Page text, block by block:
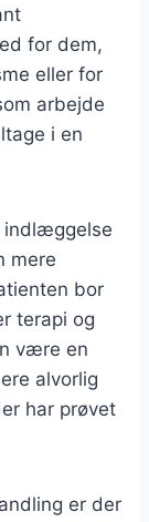
for dem,
eller for
arbejde
i en
indlæggelse
mere
bor
terapi og
være en
alvorlig
har prøvet
er der